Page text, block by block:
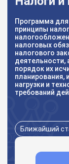
Программа для
принципы
налоговых
налогового
деятельности,
порядок их
планирования,
нагрузки и
требований
Ближайший